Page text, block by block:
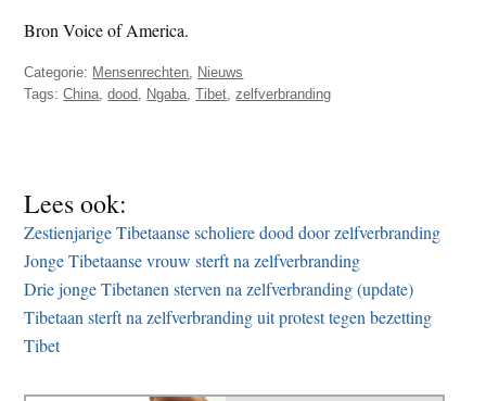
Bron Voice of America.
Categorie: Mensenrechten Nieuws
Tags:China ,dood Ngaba ,Tibet ,zelfverbranding
Lees ook:
Zestienjarige Tibetaanse scholiere dood door zelfverbranding
Jonge Tibetaanse vrouw sterft na zelfverbranding
Drie jonge Tibetanen sterven na zelfverbranding (update)
Tibetaan sterft na zelfverbranding uit protest tegen bezetting
Tibet